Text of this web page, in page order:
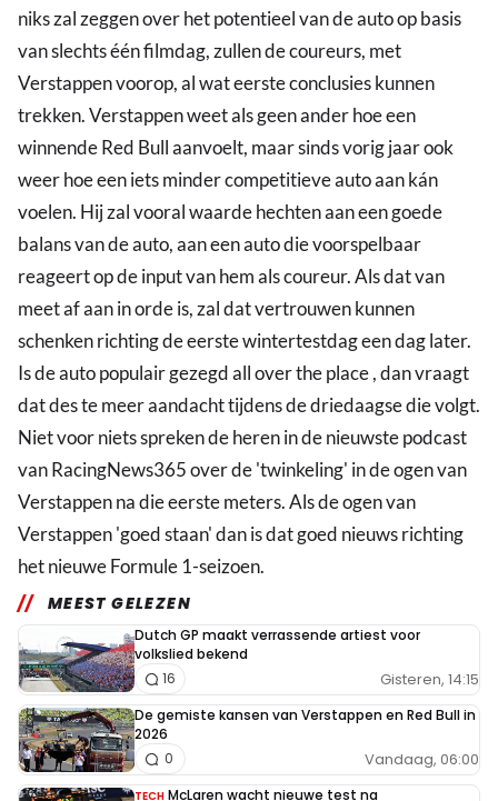
niks zal zeggen over het potentieel van de auto op basis
van slechts één filmdag, zullen de coureurs, met
Verstappen voorop, al wat eerste conclusies kunnen
trekken. Verstappen weet als geen ander hoe een
winnende Red Bull aanvoelt, maar sinds vorig jaar ook
weer hoe een iets minder competitieve auto aan kán
voelen. Hij zal vooral waarde hechten aan een goede
balans van de auto, aan een auto die voorspelbaar
reageert op de input van hem als coureur. Als dat van
meet af aan in orde is, zal dat vertrouwen kunnen
schenken richting de eerste wintertestdag een dag later.
Is de auto populair gezegd all over the place , dan vraagt
dat des te meer aandacht tijdens de driedaagse die volgt.
Niet voor niets spreken de heren in de nieuwste podcast
van RacingNews365 over de 'twinkeling' in de ogen van
Verstappen na die eerste meters. Als de ogen van
Verstappen 'goed staan' dan is dat goed nieuws richting
het nieuwe Formule 1-seizoen.
MEEST GELEZEN
Dutch GP maakt verrassende artiest voor
volkslied bekend
Gisteren, 14:15
16
De gemiste kansen van Verstappen en Red Bull in
2026
Vandaag, 06:00
0
TECH McLaren wacht nieuwe test na